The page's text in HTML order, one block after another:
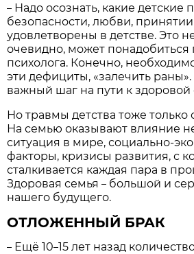
– Надо осознать, какие детские
безопасности, любви,
удовлетворены в детстве. Это
очевидно, может
психолога. Конечно,
эти дефициты, «залечить
важный шаг на пути к здоровой
Но травмы детства тоже только
На семью оказывают влияние
ситуация в мире, социально-
факторы, кризисы развития, с
сталкивается каждая пара в
Здоровая семья– большой и
нашего будущего.
ОТЛОЖЕННЫЙ БРАК
– Ещё 10–15 лет назад